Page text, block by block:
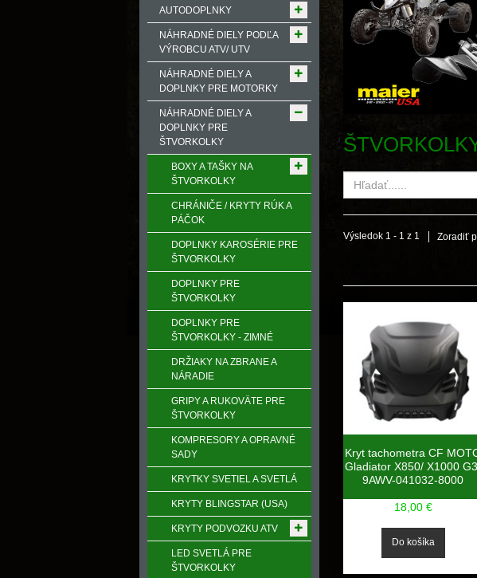
Výsledok 1 - 1 z 1 Zoradiť
Kryt tachometra CF
Gladiator X850/ X1000 G3,
9AWV-041032-8000
18,00 €
AUTODOPLNKY
NÁHRADNÉ DIELY PODĽA
VÝROBCU ATV/ UTV
NÁHRADNÉ DIELY A
DOPLNKY PRE MOTORKY
NÁHRADNÉ DIELY A
DOPLNKY PRE
ŠTVORKOLKY
BOXY A TAŠKY NA
ŠTVORKOLKY
CHRÁNIČE / KRYTY RÚK A
PÁČOK
DOPLNKY KAROSÉRIE PRE
ŠTVORKOLKY
DOPLNKY PRE
ŠTVORKOLKY
DOPLNKY PRE
ŠTVORKOLKY - ZIMNÉ
DRŽIAKY NA ZBRANE A
NÁRADIE
GRIPY A RUKOVӒTE PRE
ŠTVORKOLKY
KOMPRESORY A OPRAVNÉ
SADY
KRYTKY SVETIEL A SVETLÁ
KRYTY BLINGSTAR (USA)
KRYTY PODVOZKU ATV
LED SVETLÁ PRE
ŠTVORKOLKY